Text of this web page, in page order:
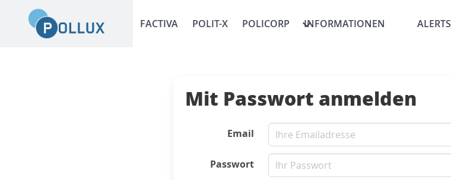
FACTIVA POLIT-X POLICORP INFORMATIONEN ALERTS
Mit Passwort anmelden
Email
Passwort